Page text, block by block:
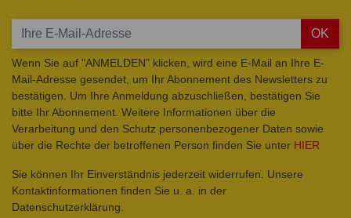
OK
Wenn Sie auf "ANMELDEN" klicken, wird eine E-Mail an Ihre E-
Mail-Adresse gesendet, um Ihr Abonnement des Newsletters zu
bestätigen. Um Ihre Anmeldung abzuschließen, bestätigen Sie
bitte Ihr Abonnement. Weitere Informationen über die
Verarbeitung und den Schutz personenbezogener Daten sowie
über die Rechte der betroffenen Person finden Sie unter HIER
Sie können Ihr Einverständnis jederzeit widerrufen. Unsere
Kontaktinformationen finden Sie u. a. in der
Datenschutzerklärung.